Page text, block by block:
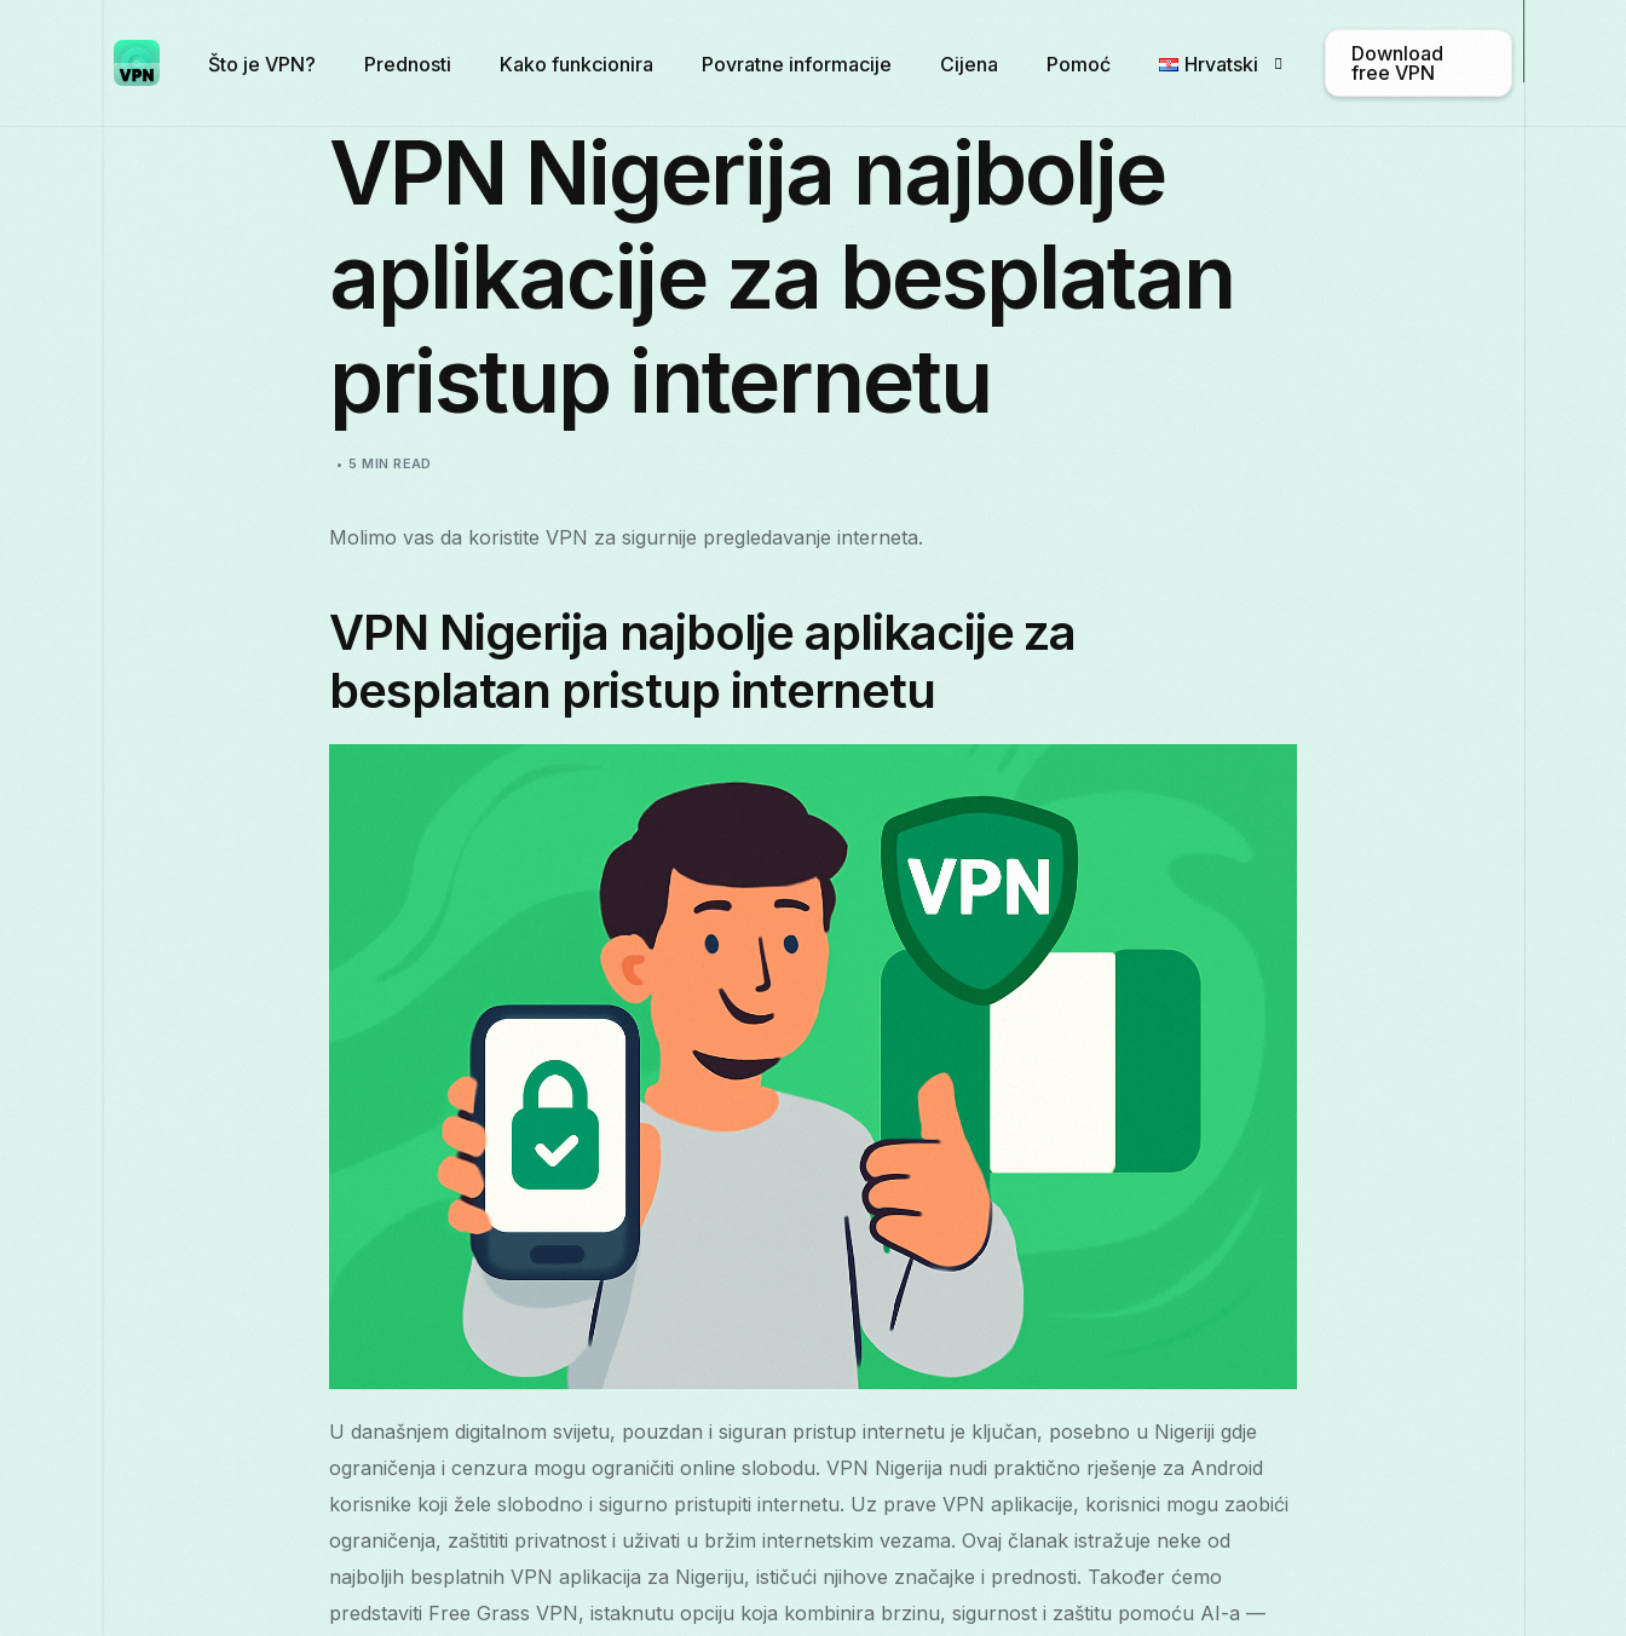
Što je VPN? Prednosti Kako funkcionira Povratne informacije Cijena Pomoć Hrvatski
Download
free VPN
VPN Nigerija najbolje
aplikacije za besplatan
pristup internetu
5 MIN READ
Molimo vas da koristite VPN za sigurnije pregledavanje interneta.
VPN Nigerija najbolje aplikacije za
besplatan pristup internetu
U današnjem digitalnom svijetu, pouzdan i siguran pristup internetu je ključan, posebno u Nigeriji gdje
ograničenja i cenzura mogu ograničiti online slobodu. VPN Nigerija nudi praktično rješenje za Android
korisnike koji žele slobodno i sigurno pristupiti internetu. Uz prave VPN aplikacije, korisnici mogu zaobići
ograničenja, zaštititi privatnost i uživati u bržim internetskim vezama. Ovaj članak istražuje neke od
najboljih besplatnih VPN aplikacija za Nigeriju, ističući njihove značajke i prednosti. Također ćemo
predstaviti Free Grass VPN, istaknutu opciju koja kombinira brzinu, sigurnost i zaštitu pomoću AI-a —